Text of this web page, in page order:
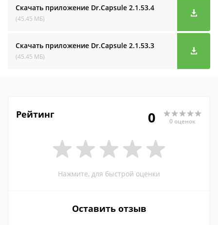
Скачать приложение Dr.Capsule 2.1.53.4
(45.45 МБ)
Скачать приложение Dr.Capsule 2.1.53.3
(45.45 МБ)
Рейтинг 0 0 оценок
Нажмите, для быстрой оценки
Оставить отзыв